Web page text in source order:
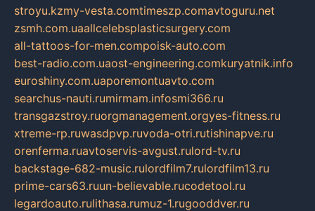
stroyu.kzmy-vesta.comtimeszp.comavtoguru.net
zsmh.com.uaallcelebsplasticsurgery.com
all-tattoos-for-men.compoisk-auto.com
best-radio.com.uaost-engineering.comkuryatnik.info
euroshiny.com.uaporemontuavto.com
searchus-nauti.rumirmam.infosmi366.ru
transgazstroy.ruorgmanagement.orgyes-fitness.ru
xtreme-rp.ruwasdpvp.ruvoda-otri.rutishinapve.ru
orenferma.ruavtoservis-avgust.rulord-tv.ru
backstage-682-music.rulordfilm7.rulordfilm13.ru
prime-cars63.ruun-believable.rucodetool.ru
legardoauto.rulithasa.rumuz-1.rugooddver.ru